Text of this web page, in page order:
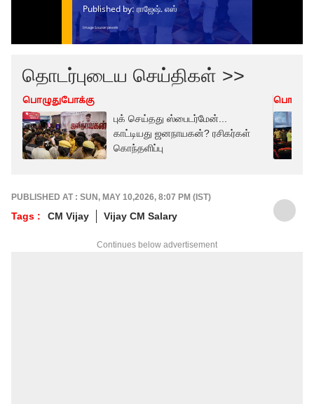
தொடர்புடைய செய்திகள் >>
பொழுதுபோக்கு
புக் செய்தது ஸ்பைடர்மேன்...
காட்டியது ஜனநாயகன்? ரசிகர்கள்
கொந்தளிப்பு
PUBLISHED AT : SUN, MAY 10,2026, 8:07 PM (IST)
Tags : CM Vijay Vijay CM Salary
Continues below advertisement